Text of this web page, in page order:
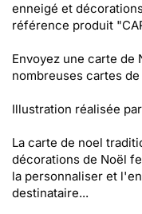
enneigé et
référence produit
Envoyez une carte de
nombreuses cartes de
Illustration réalisée par
La carte de noel
décorations de Noël
la personnaliser et
destinataire...